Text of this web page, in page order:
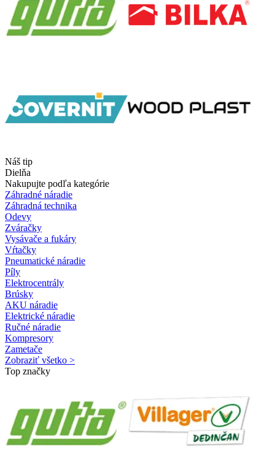
Náš tip
Dielňa
Nakupujte podľa kategórie
Záhradné náradie
Záhradná technika
Odevy
Zváračky
Vysávače a fukáry
Vŕtačky
Pneumatické náradie
Píly
Elektrocentrály
Brúsky
AKU náradie
Elektrické náradie
Ručné náradie
Kompresory
Zametače
Zobraziť všetko >
Top značky